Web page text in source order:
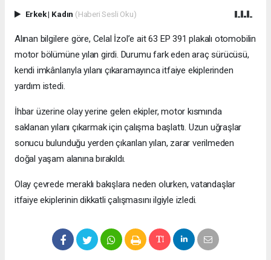
Erkek| Kadın (Haberi Sesli Oku)
Alınan bilgilere göre, Celal İzol’e ait 63 EP 391 plakalı otomobilin
motor bölümüne yılan girdi. Durumu fark eden araç sürücüsü,
kendi imkânlarıyla yılanı çıkaramayınca itfaiye ekiplerinden
yardım istedi.
İhbar üzerine olay yerine gelen ekipler, motor kısmında
saklanan yılanı çıkarmak için çalışma başlattı. Uzun uğraşlar
sonucu bulunduğu yerden çıkarılan yılan, zarar verilmeden
doğal yaşam alanına bırakıldı.
Olay çevrede meraklı bakışlara neden olurken, vatandaşlar
itfaiye ekiplerinin dikkatli çalışmasını ilgiyle izledi.